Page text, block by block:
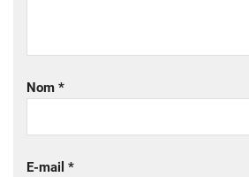
Nom *
E-mail *